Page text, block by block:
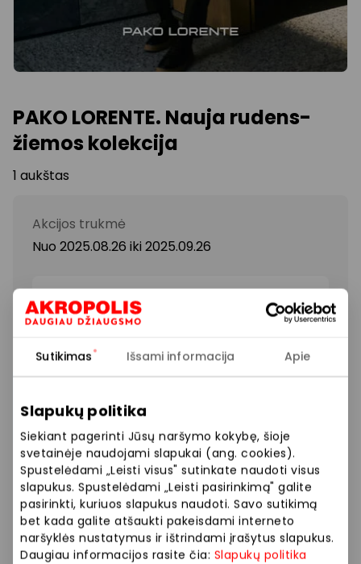
Sutikimas Išsami informacija Apie
Slapukų politika
Siekiant pagerinti Jūsų naršymo kokybę, šioje
svetainėje naudojami slapukai (ang. cookies).
Spustelėdami „Leisti visus" sutinkate naudoti visus
slapukus. Spustelėdami „Leisti pasirinkimą" galite
pasirinkti, kuriuos slapukus naudoti. Savo sutikimą
bet kada galite atšaukti pakeisdami interneto
naršyklės nustatymus ir ištrindami įrašytus slapukus.
Daugiau informacijos rasite čia: Slapukų politika
PAKO LORENTE. Nauja rudens-
žiemos kolekcija
1 aukštas
Akcijos trukmė
Nuo 2025.08.26 iki 2025.09.26
Rodyti lokaciją žemėlapyje
Rudenį atrodykite nepriekaištingai su nauja Pako
Lorente rudens–žiemos kolekcija!*
Rinkitės iš kruopščiai atrinktų kostiumų, marškinių,
megztinių bei patogios laisvalaikio aprangos,
sukurtos šiuolaikiniam vyrui, vertinančiam kokybę ir
stilių.
Subtilios detalės, rafinuotas dizainas ir
nepriekaištingi kirpimai leis Jums atrodyti išskirtinai
bei jaustis užtikrintai kiekvienoje situacijoje.